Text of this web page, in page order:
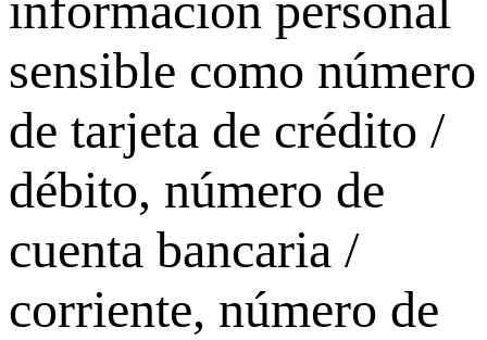
sensible como número
de tarjeta de crédito /
débito, número de
cuenta bancaria /
corriente, número de